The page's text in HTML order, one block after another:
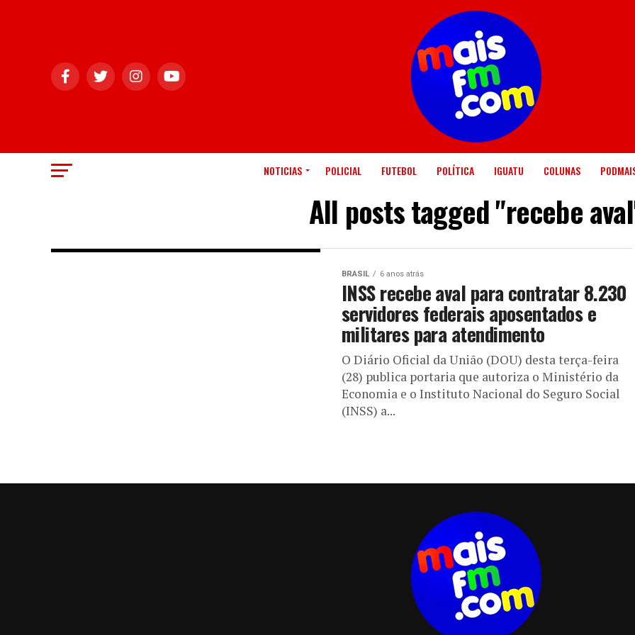
NOTICIAS POLICIAL FUTEBOL POLÍTICA IGUATU COLUNAS
All posts tagged "recebe
BRASIL 6 anos atrás
INSS recebe aval para contratar 8.230
servidores federais aposentados e
militares para atendimento
O Diário Oficial da União (DOU) desta terça-feira
(28) publica portaria que autoriza o Ministério da
Economia e o Instituto Nacional do Seguro Social
(INSS) a...